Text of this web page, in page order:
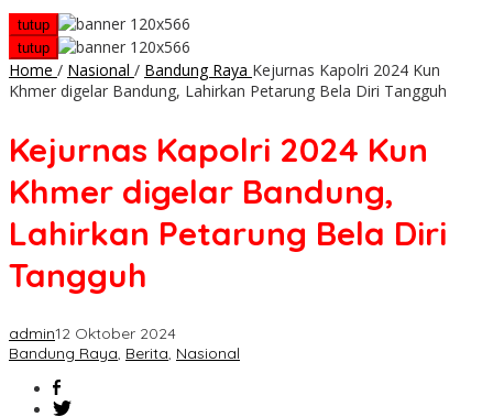
tutup
tutup
Home / Nasional / Bandung Raya Kejurnas Kapolri 2024 Kun
Khmer digelar Bandung, Lahirkan Petarung Bela Diri Tangguh
Kejurnas Kapolri 2024 Kun
Khmer digelar Bandung,
Lahirkan Petarung Bela Diri
Tangguh
admin12 Oktober 2024
Bandung Raya, Berita, Nasional